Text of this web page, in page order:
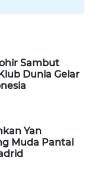
Sambut
Dunia Gelar
Yan
Muda Pantai